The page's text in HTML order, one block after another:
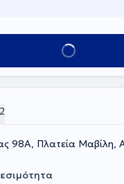
Κλείσε ραντεβού
98Α, Πλατεία Μαβίλη,